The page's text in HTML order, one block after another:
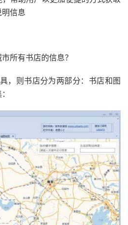
信息
所有书店的信息？
，则书店分为两部分：书店和图